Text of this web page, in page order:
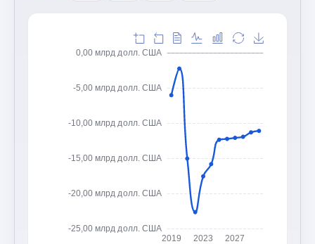
-25,00 млрд долл. США
-20,00 млрд долл. США
-15,00 млрд долл. США
-10,00 млрд долл. США
-5,00 млрд долл. США
0,00 млрд долл. США
2019 2023 2027